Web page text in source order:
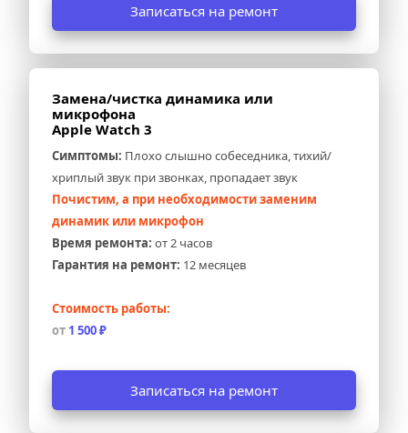
Записаться на ремонт
Замена/чистка динамика или
микрофона
Apple Watch 3
Симптомы: Плохо слышно собеседника, тихий/
хриплый звук при звонках, пропадает звук
Почистим, а при необходимости заменим
динамик или микрофон
Время ремонта: от 2 часов
Гарантия на ремонт: 12 месяцев
Стоимость работы:
от 1 500 ₽
Записаться на ремонт